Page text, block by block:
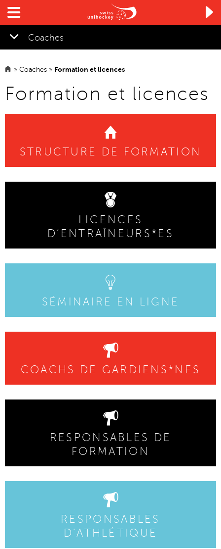

Coaches
» Coaches » Formation et licences
Formation et licences
STRUCTURE DE FORMATION
LICENCES
D’ENTRAÎNEURS*ES
SÉMINAIRE EN LIGNE
COACHS DE GARDIENS*NES
RESPONSABLES DE
FORMATION
RESPONSABLES
D’ATHLÉTIQUE